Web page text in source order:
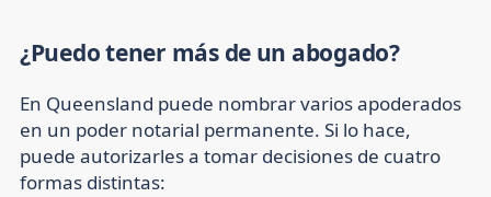
¿Puedo tener más de un abogado?
En Queensland puede nombrar varios apoderados
en un poder notarial permanente. Si lo hace,
puede autorizarles a tomar decisiones de cuatro
formas distintas: